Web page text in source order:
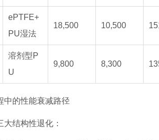
ePTFE+
PU湿法
18,500 10,500
溶剂型P
U
9,800 8,300
中的性能衰减路径
结构性退化：